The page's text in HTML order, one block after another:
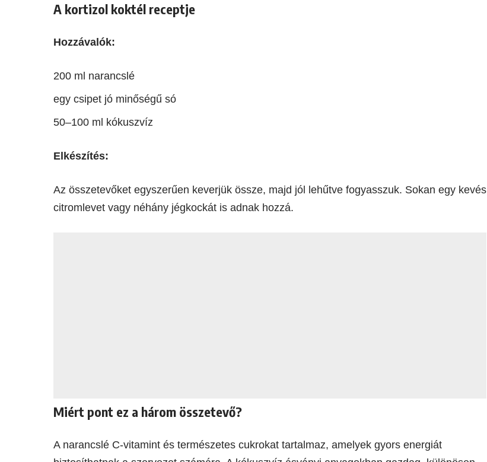
A kortizol koktél receptje
Hozzávalók:
200 ml narancslé
egy csipet jó minőségű só
50–100 ml kókuszvíz
Elkészítés:
Az összetevőket egyszerűen keverjük össze, majd jól lehűtve fogyasszuk. Sokan egy kevés
citromlevet vagy néhány jégkockát is adnak hozzá.
Miért pont ez a három összetevő?
A narancslé C-vitamint és természetes cukrokat tartalmaz, amelyek gyors energiát